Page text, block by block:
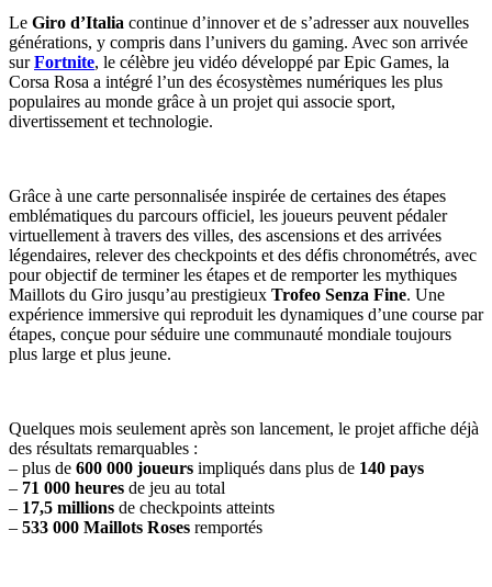
Le Giro d’Italia continue d’innover et de s’adresser aux nouvelles
générations, y compris dans l’univers du gaming. Avec son arrivée
surFortnite, le célèbre jeu vidéo développé par Epic Games, la
Corsa Rosa a intégré l’un des écosystèmes numériques les plus
populaires au monde grâce à un projet qui associe sport,
divertissement et technologie.
Grâce à une carte personnalisée inspirée de certaines des étapes
emblématiques du parcours officiel, les joueurs peuvent pédaler
virtuellement à travers des villes, des ascensions et des arrivées
légendaires, relever des checkpoints et des défis chronométrés, avec
pour objectif de terminer les étapes et de remporter les mythiques
Maillots du Giro jusqu’au prestigieux Trofeo Senza Fine. Une
expérience immersive qui reproduit les dynamiques d’une course par
étapes, conçue pour séduire une communauté mondiale toujours
plus large et plus jeune.
Quelques mois seulement après son lancement, le projet affiche déjà
des résultats remarquables :
– plus de 600 000 joueurs impliqués dans plus de 140 pays
– 71 000 heures de jeu au total
– 17,5 millions de checkpoints atteints
– 533 000 Maillots Roses remportés